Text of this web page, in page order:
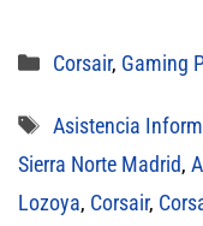
Categorías
Corsair, Gaming
Etiquetas
Asistencia
Sierra Norte Madrid,
Lozoya, Corsair,